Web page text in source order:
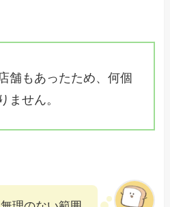
舗もあったため、何個
ません。